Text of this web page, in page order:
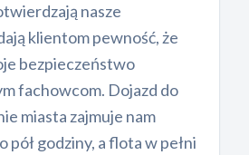
nasze
klientom pewność, że
bezpieczeństwo
fachowcom. Dojazd do
miasta zajmuje nam
pół godziny, a flota w pełni